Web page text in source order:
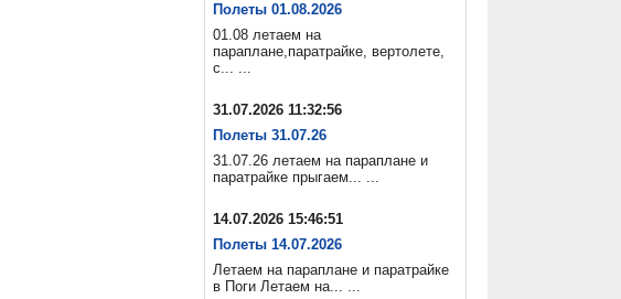
Полеты 01.08.2026
01.08 летаем на
параплане,паратрайке, вертолете,
с... ...
31.07.2026 11:32:56
Полеты 31.07.26
31.07.26 летаем на параплане и
паратрайке прыгаем... ...
14.07.2026 15:46:51
Полеты 14.07.2026
Летаем на параплане и паратрайке
в Поги Летаем на... ...